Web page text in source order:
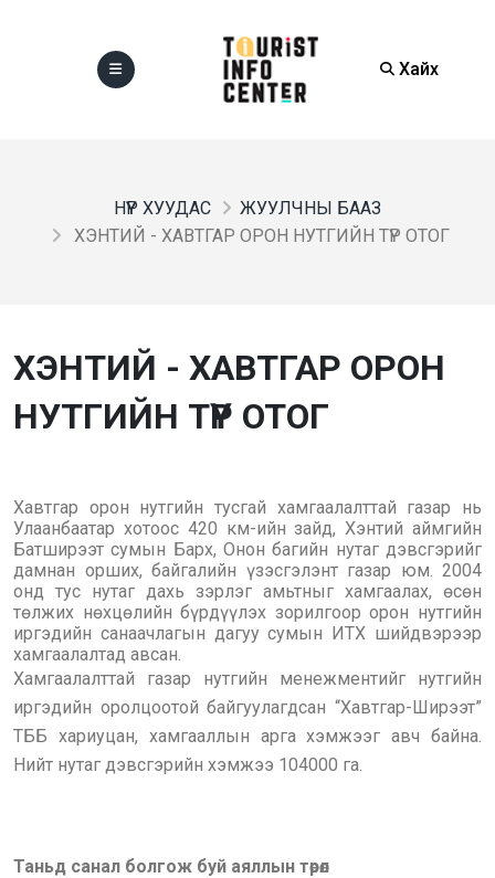
Хайх
НҮҮР ХУУДАС
ЖУУЛЧНЫ БААЗ
ХЭНТИЙ - ХАВТГАР ОРОН НУТГИЙН ТҮР ОТОГ
ХЭНТИЙ - ХАВТГАР ОРОН
НУТГИЙН ТҮР ОТОГ
Хавтгар орон нутгийн тусгай хамгаалалттай газар нь
Улаанбаатар хотоос 420 км-ийн зайд, Хэнтий аймгийн
Батширээт сумын Барх, Онон багийн нутаг дэвсгэрийг
дамнан орших, байгалийн үзэсгэлэнт газар юм. 2004
онд тус нутаг дахь зэрлэг амьтныг хамгаалах, өсөн
төлжих нөхцөлийн бүрдүүлэх зорилгоор орон нутгийн
иргэдийн санаачлагын дагуу сумын ИТХ шийдвэрээр
хамгаалалтад авсан.
Хамгаалалттай газар нутгийн менежментийг нутгийн
иргэдийн оролцоотой байгуулагдсан “Хавтгар-Ширээт”
ТББ хариуцан, хамгааллын арга хэмжээг авч байна.
Нийт нутаг дэвсгэрийн хэмжээ 104000 га.
Таньд санал болгож буй аяллын төрөл